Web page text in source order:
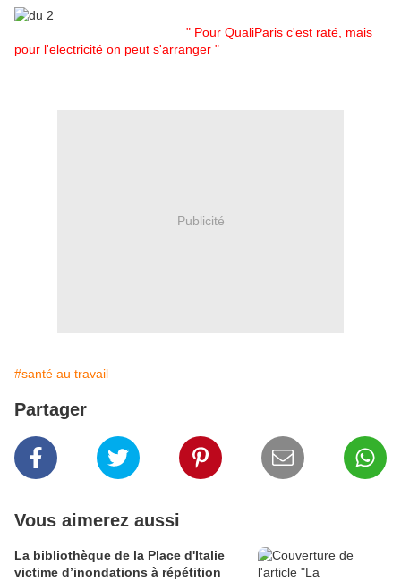
" Pour QualiParis c'est raté, mais
pour l'electricité on peut s'arranger "
Publicité
#santé au travail
Partager
Vous aimerez aussi
La bibliothèque de la Place d'Italie
victime d’inondations à répétition